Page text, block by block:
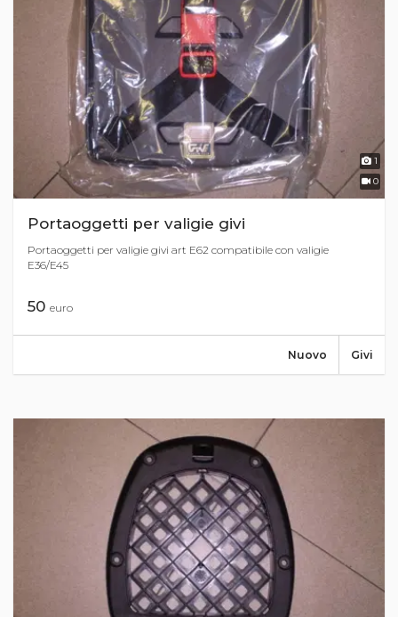
1
0
Portaoggetti per valigie givi
Portaoggetti per valigie givi art E62 compatibile con valigie
E36/E45
50 euro
Givi
Nuovo